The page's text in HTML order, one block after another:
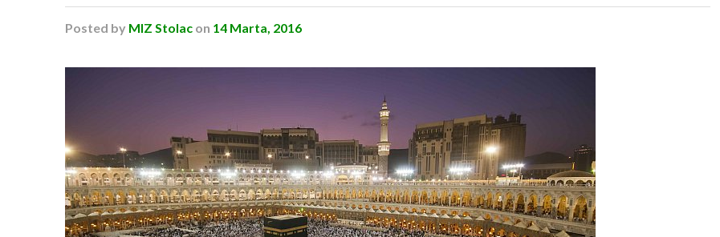
Posted by MIZ Stolac on 14 Marta, 2016